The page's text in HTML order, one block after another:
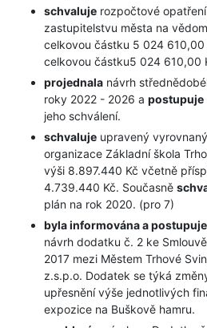
schvaluje rozpočtové
zastupitelstvu města na
celkovou částku 5 024
celkovou částku5 024 610,00
projednala návrh
roky 2022 - 2026 a postupuje
jeho schválení.
schvaluje upravený
organizace Základní škola
výši 8.897.440 Kč včetně
4.739.440 Kč. Současně
plán na rok 2020. (pro 7)
byla informována a postupuje
návrh dodatku č. 2 ke
2017 mezi Městem Trhové
z.s.p.o. Dodatek se týká
upřesnění výše jednotlivých
expozice na Buškově hamru.